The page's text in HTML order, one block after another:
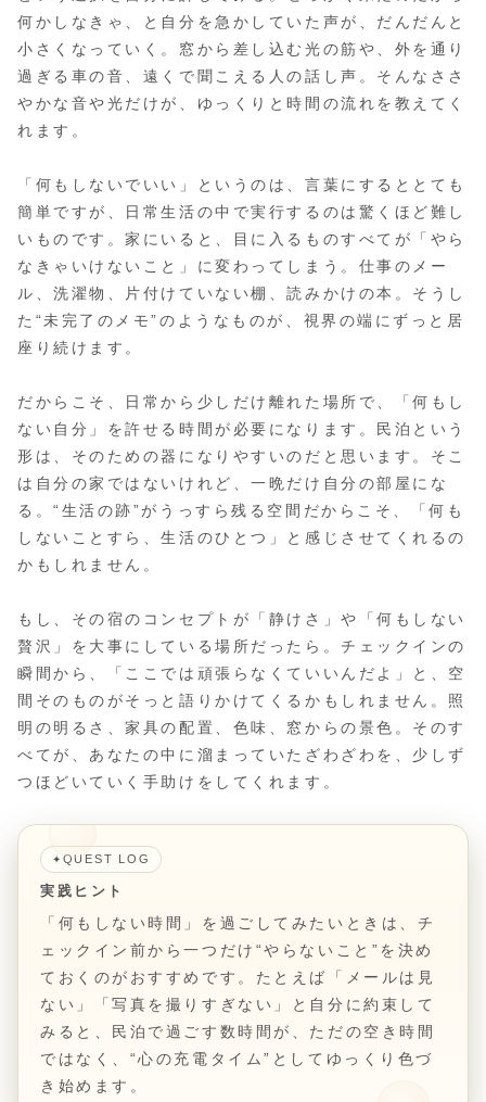
何かしなきゃ、と自分を急かしていた声が、だんだんと
小さくなっていく。窓から差し込む光の筋や、外を通り
過ぎる車の音、遠くで聞こえる人の話し声。そんなささ
やかな音や光だけが、ゆっくりと時間の流れを教えてく
れます。
「何もしないでいい」というのは、言葉にするととても
簡単ですが、日常生活の中で実行するのは驚くほど難し
いものです。家にいると、目に入るものすべてが「やら
なきゃいけないこと」に変わってしまう。仕事のメー
ル、洗濯物、片付けていない棚、読みかけの本。そうし
た“未完了のメモ”のようなものが、視界の端にずっと居
座り続けます。
だからこそ、日常から少しだけ離れた場所で、「何もし
ない自分」を許せる時間が必要になります。民泊という
形は、そのための器になりやすいのだと思います。そこ
は自分の家ではないけれど、一晩だけ自分の部屋にな
る。“生活の跡”がうっすら残る空間だからこそ、「何も
しないことすら、生活のひとつ」と感じさせてくれるの
かもしれません。
もし、その宿のコンセプトが「静けさ」や「何もしない
贅沢」を大事にしている場所だったら。チェックインの
瞬間から、「ここでは頑張らなくていいんだよ」と、空
間そのものがそっと語りかけてくるかもしれません。照
明の明るさ、家具の配置、色味、窓からの景色。そのす
べてが、あなたの中に溜まっていたざわざわを、少しず
つほどいていく手助けをしてくれます。
✦ QUEST LOG
実践ヒント
「何もしない時間」を過ごしてみたいときは、チ
ェックイン前から一つだけ“やらないこと”を決め
ておくのがおすすめです。たとえば「メールは見
ない」「写真を撮りすぎない」と自分に約束して
みると、民泊で過ごす数時間が、ただの空き時間
ではなく、“心の充電タイム”としてゆっくり色づ
き始めます。